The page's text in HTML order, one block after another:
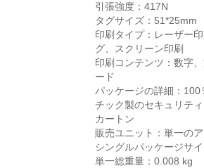
引張強度：417N
タグサイズ：51*25mm
印刷タイプ：レーザー
グ、スクリーン印刷
印刷コンテンツ：数字
ード
パッケージの詳細：100
チック製のセキュリテ
カートン
販売ユニット：単一の
シングルパッケージサ
単一総重量：0.008 kg